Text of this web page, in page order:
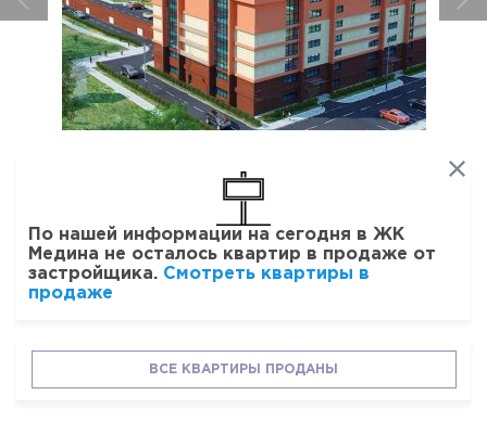
По нашей информации на сегодня в ЖК
Медина не осталось квартир в продаже от
застройщика. Смотреть квартиры в
продаже
ВСЕ КВАРТИРЫ ПРОДАНЫ